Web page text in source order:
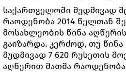
საქართველოში მუდმივად
რაოდენობა 2014 წელთან
მოსახლეობის წინა
გაიზარდა. კერძოდ, თუ
მუდმივად 7 620 რუსეთის
აღწერით მათმა